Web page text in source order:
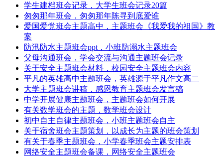
学生建档班会记录，大学生班会记录20篇
匆匆那年班会，匆匆那年陈寻到底爱谁
爱国爱党班会主题高中，主题班会《我爱我的祖国》教
案
防汛防水主题班会ppt，小班防溺水主题班会
父母沟通班会，学会交流与沟通主题班会记录
关于安全主题班会材料，校园安全主题班会内容
平凡的英雄高中主题班会，英雄源于平凡作文高二
大学主题班会讲稿，感恩教育主题班会发言稿
中学开展健康主题班会，主题班会如何开展
有关数学班会的主题，数学班会设计
初中自主自律主题班会，小班主题班会自主
关于宿舍班会主题策划，以成长为主题的班会策划
有关于春季主题班会，小学春季班会主题安排表
网络安全主题班会备课，网络安全主题班会